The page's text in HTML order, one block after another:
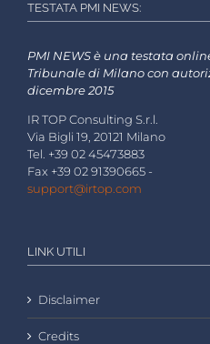
TESTATA PMI NEWS:
PMI NEWS è una testata
Tribunale di Milano con
dicembre 2015
IR TOP Consulting S.r.l.
Via Bigli 19, 20121 Milano
Tel. +39 02 45473883
Fax +39 02 91390665 -
support@irtop.com
LINK UTILI
Disclaimer
Credits